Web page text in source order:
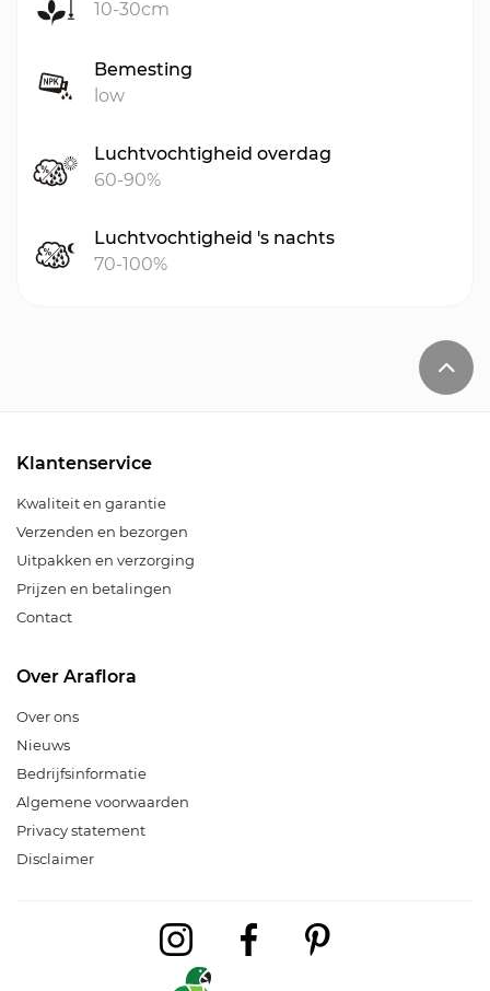
10-30cm
Bemesting
low
Luchtvochtigheid overdag
60-90%
Luchtvochtigheid 's nachts
70-100%
Klantenservice
Kwaliteit en garantie
Verzenden en bezorgen
Uitpakken en verzorging
Prijzen en betalingen
Contact
Over Araflora
Over ons
Nieuws
Bedrijfsinformatie
Algemene voorwaarden
Privacy statement
Disclaimer